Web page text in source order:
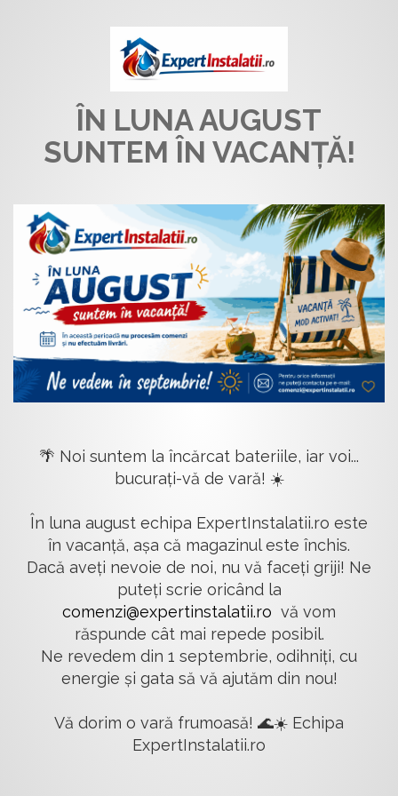
ÎN LUNA AUGUST
SUNTEM ÎN VACANȚĂ!
🌴 Noi suntem la încărcat bateriile, iar voi...
bucurați-vă de vară! ☀️
În luna august echipa ExpertInstalatii.ro este
în vacanță, așa că magazinul este închis.
Dacă aveți nevoie de noi, nu vă faceți griji! Ne
puteți scrie oricând la
comenzi@expertinstalatii.ro vă vom
răspunde cât mai repede posibil.
Ne revedem din 1 septembrie, odihniți, cu
energie și gata să vă ajutăm din nou!
Vă dorim o vară frumoasă! 🌊☀️ Echipa
ExpertInstalatii.ro